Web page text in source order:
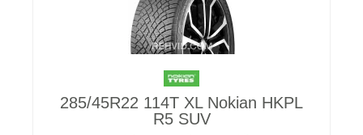
285/45R22 114T XL Nokian HKPL
R5 SUV